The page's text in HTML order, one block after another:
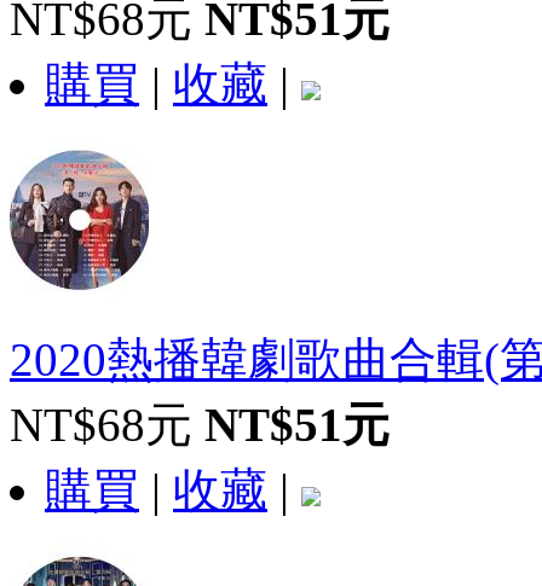
NT$68元 NT$51元
購買 | 收藏 |
2020熱播韓劇歌曲合輯(
NT$68元 NT$51元
購買 | 收藏 |